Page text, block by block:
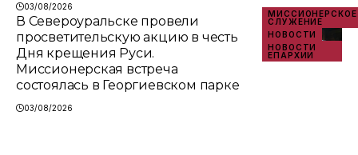
03/08/2026
МИССИОНЕРСКОЕ
СЛУЖЕНИЕ
НОВОСТИ
НОВОСТИ
ЕПАРХИИ
В Североуральске провели
просветительскую акцию в честь
Дня крещения Руси.
Миссионерская встреча
состоялась в Георгиевском парке
03/08/2026